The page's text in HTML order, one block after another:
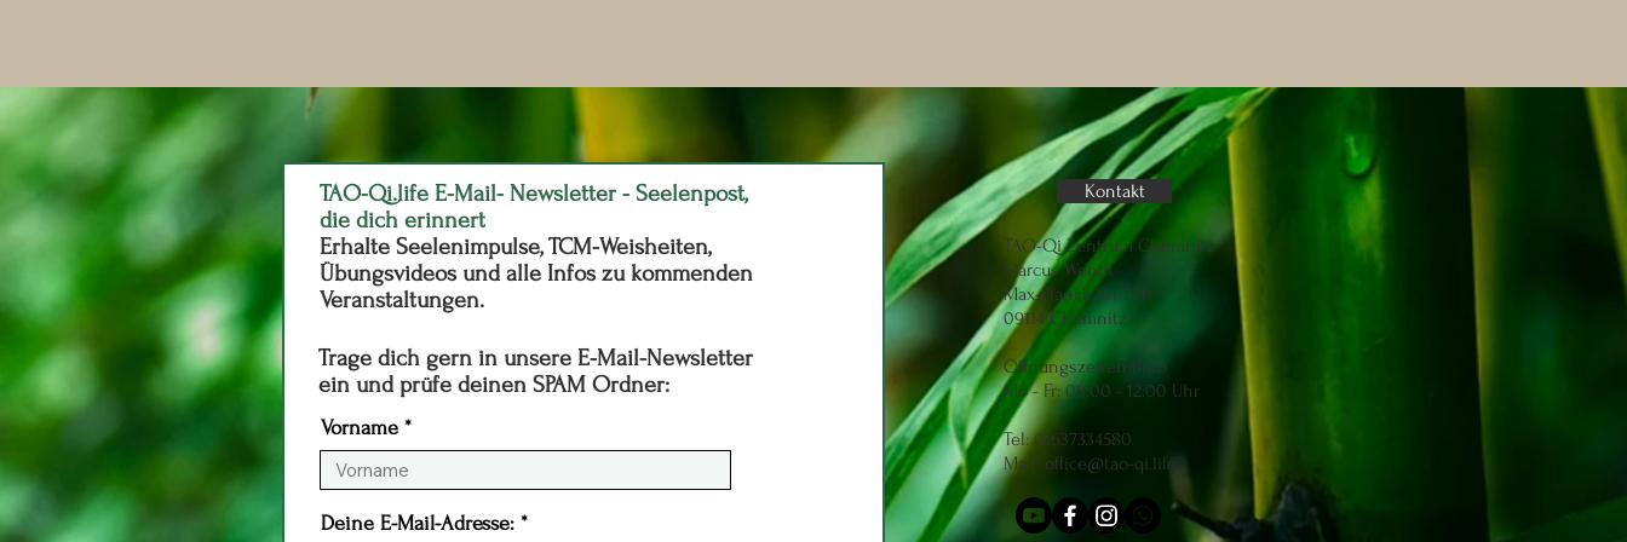
TAO-Qi.life E-Mail- Newsletter - Seelenpost,
die dich erinnert
Erhalte Seelenimpulse, TCM-Weisheiten,
Übungsvideos und alle Infos zu kommenden
Veranstaltungen.
Trage dich gern in unsere E-Mail-Newsletter
ein und prüfe deinen SPAM Ordner:
Vorname
Deine E-Mail-Adresse:
Kontakt
TAO-Qi Zentrum Chemnitz
Marcus Wendt
Max-Planck-Str. 22b
09114 Chemnitz
Öffnungszeiten Büro
Mo - Fr: 08:00 - 12:00 Uhr
Tel: 01637334580
Mail: office@tao-qi.life